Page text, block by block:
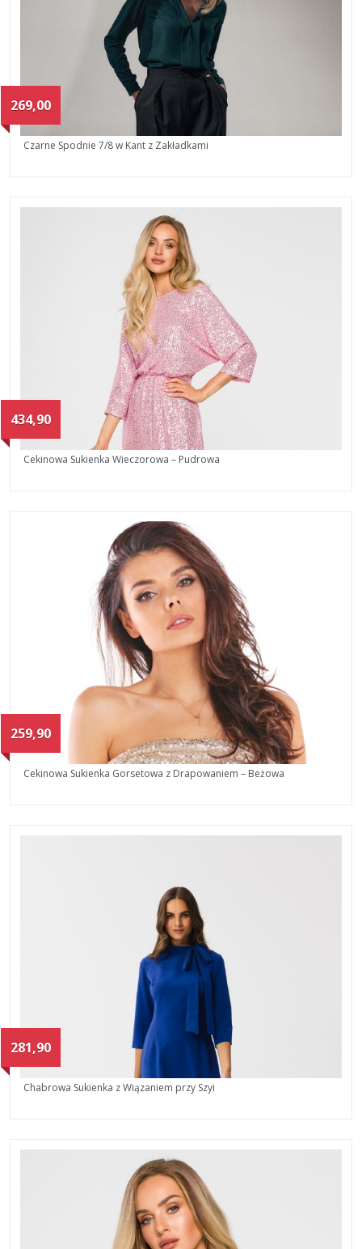
269,00
Czarne Spodnie 7/8 w Kant z Zakładkami
434,90
Cekinowa Sukienka Wieczorowa – Pudrowa
259,90
Cekinowa Sukienka Gorsetowa z Drapowaniem – Beżowa
281,90
Chabrowa Sukienka z Wiązaniem przy Szyi